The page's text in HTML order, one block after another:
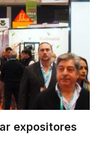
expositores